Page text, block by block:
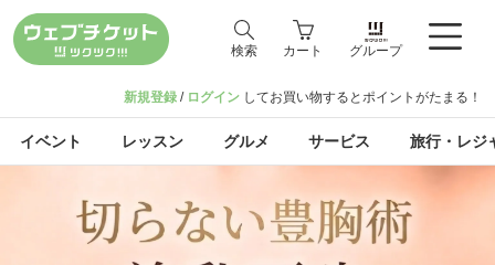
検索 カート グループ
新規登録 / ログイン してお買い物するとポイントがたまる！
イベント レッスン グルメ サービス 旅行・レジ